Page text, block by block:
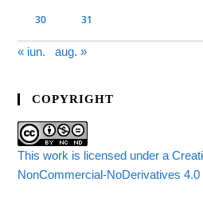
30 31
« iun. aug. »
COPYRIGHT
This work is licensed under a
NonCommercial-NoDerivatives 4.0